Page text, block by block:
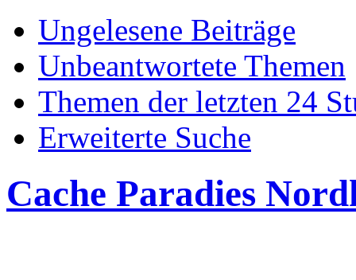
Ungelesene Beiträge
Unbeantwortete Themen
Themen der letzten 24
Erweiterte Suche
Cache Paradies